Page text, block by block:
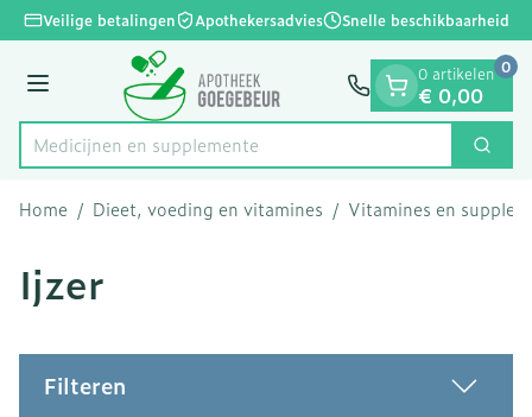
Ga naar de inhoud
1 van 1
Veilige betalingen Apothekersadvies Snelle beschikbaarheid
Menu
Product, merk, categorie...
Medicijne Zoek
0 artikelen
€ 0,00
0
Home / Dieet, voeding en vitamines / Vitamines en
Ijzer
Filteren